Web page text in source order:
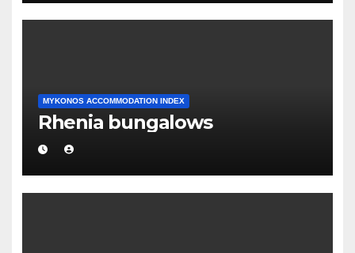
MYKONOS ACCOMMODATION INDEX
Rhenia bungalows